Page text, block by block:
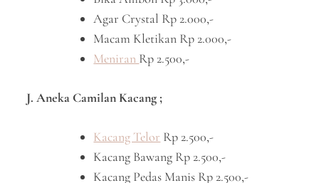
Agar Crystal Rp 2.000,-
Macam Kletikan Rp 2.000,-
Meniran Rp 2.500,-
J. Aneka Camilan Kacang ;
Kacang Telor Rp 2.500,-
Kacang Bawang Rp 2.500,-
Kacang Pedas Manis Rp 2.500,-